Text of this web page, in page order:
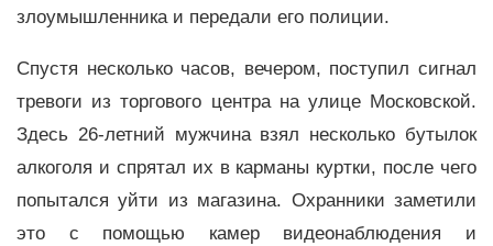
злоумышленника и передали его полиции.
Спустя несколько часов, вечером, поступил сигнал
тревоги из торгового центра на улице Московской.
Здесь 26-летний мужчина взял несколько бутылок
алкоголя и спрятал их в карманы куртки, после чего
попытался уйти из магазина. Охранники заметили
это с помощью камер видеонаблюдения и